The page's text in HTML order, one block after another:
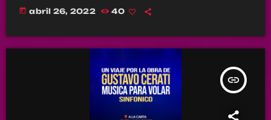
today abril 26, 2022 40
insert_link